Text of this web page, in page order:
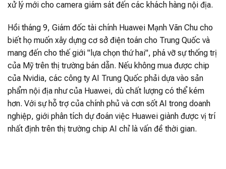
xử lý mới cho camera giám sát đến các khách hàng nội địa.
Hồi tháng 9, Giám đốc tài chính Huawei Mạnh Vãn Chu cho
biết họ muốn xây dựng cơ sở điện toán cho Trung Quốc và
mang đến cho thế giới "lựa chọn thứ hai", phá vỡ sự thống trị
của Mỹ trên thị trường bán dẫn. Nếu không mua được chip
của Nvidia, các công ty AI Trung Quốc phải dựa vào sản
phẩm nội địa như của Huawei, dù chất lượng có thể kém
hơn. Với sự hỗ trợ của chính phủ và cơn sốt AI trong doanh
nghiệp, giới phân tích dự đoán việc Huawei giành được vị trí
nhất định trên thị trường chip AI chỉ là vấn đề thời gian.